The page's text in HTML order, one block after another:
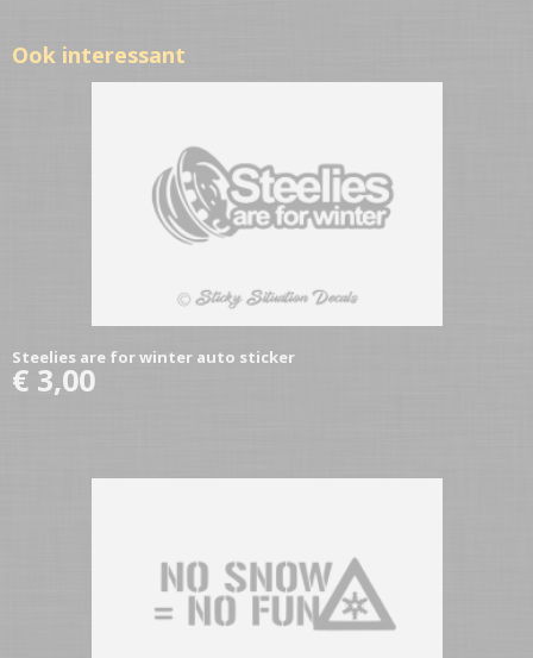
Ook interessant
Steelies are for winter auto sticker
€ 3,00